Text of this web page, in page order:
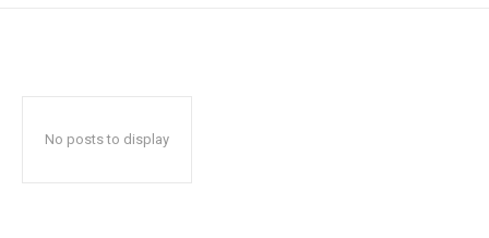
No posts to display